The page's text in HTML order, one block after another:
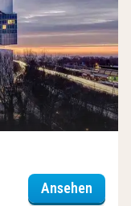
Ansehen